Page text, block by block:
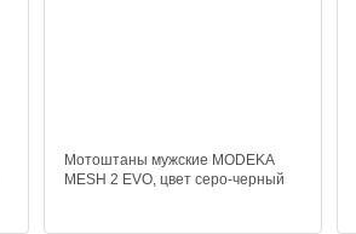
Мотоштаны мужские MODEKA
MESH 2 EVO, цвет серо-черный